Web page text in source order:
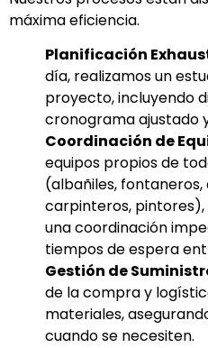
máxima eficiencia.
Planificación
día, realizamos un
proyecto, incluyendo
cronograma ajustado
Coordinación de
equipos propios de
(albañiles,
carpinteros,
una coordinación
tiempos de espera
Gestión de
de la compra y
materiales,
cuando se necesiten.